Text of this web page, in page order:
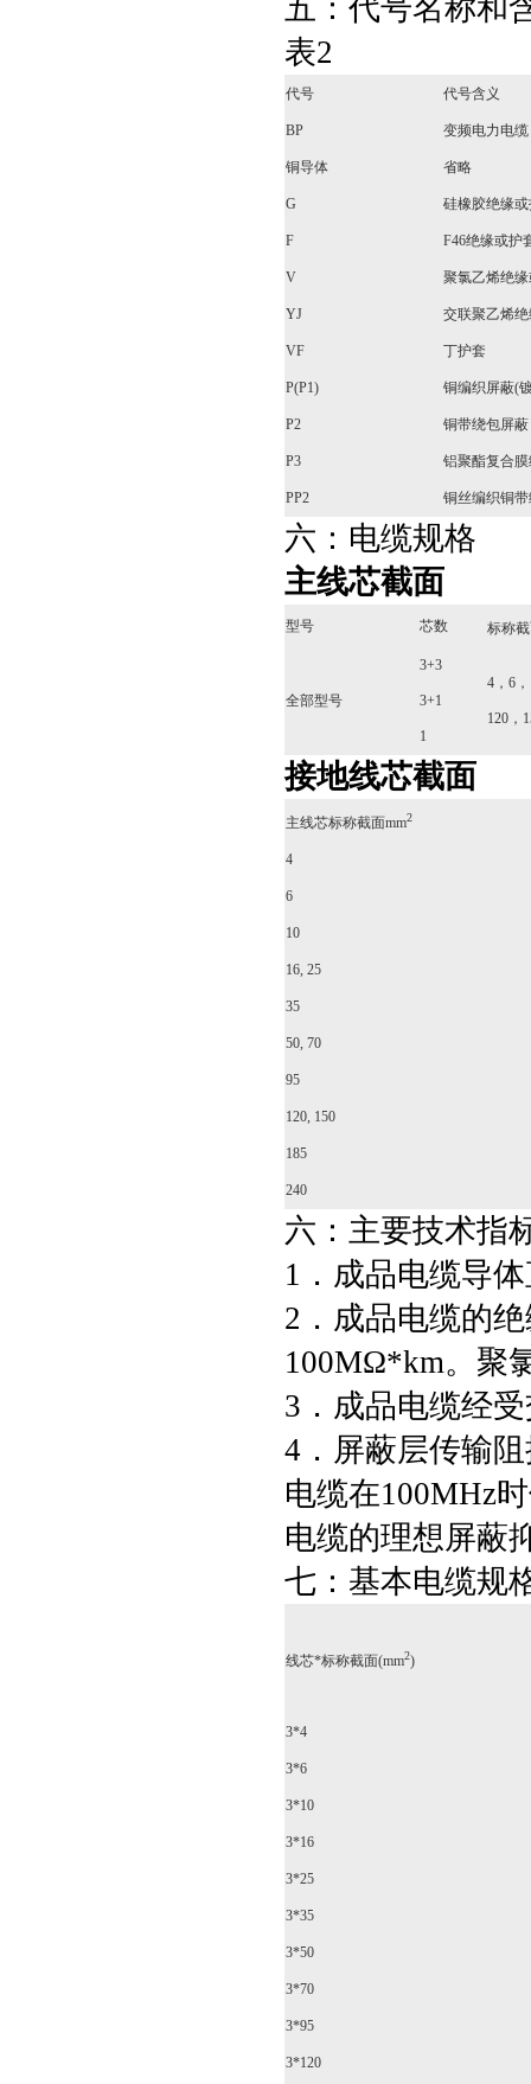
五：代号名称和
表2
代号 代号含义
BP 变频电力电缆
铜导体 省略
G 硅橡胶绝缘
F F46绝缘或护
V 聚氯乙烯绝
YJ 交联聚乙烯
VF 丁护套
P(P1) 铜编织屏蔽(
P2 铜带绕包屏蔽
P3 铝聚酯复合
PP2 铜丝编织铜
六：电缆规格
主线芯截面
型号 芯数 标称
全部型号
3+3
3+1
1
4，6
120，
接地线芯截面
主线芯标称截面mm2
4
6
10
16, 25
35
50, 70
95
120, 150
185
240
六：主要技术指
1．成品电缆导
2．成品电缆的
100MΩ*km。聚
3．成品电缆经
4．屏蔽层传输
电缆在100MHz
电缆的理想屏蔽
七：基本电缆规
线芯*标称截面(mm2)
3*4
3*6
3*10
3*16
3*25
3*35
3*50
3*70
3*95
3*120